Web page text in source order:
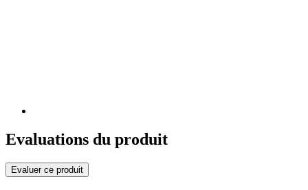
Evaluations du produit
Evaluer ce produit